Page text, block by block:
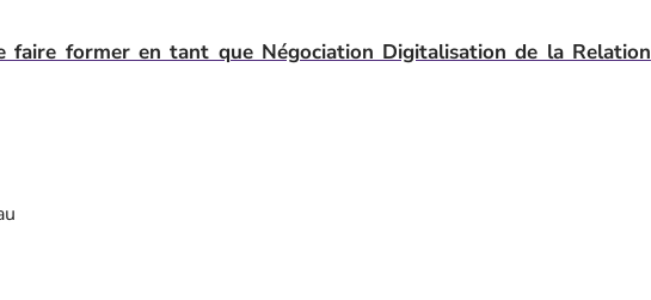
faire former en tant que Négociation Digitalisation de la Relation